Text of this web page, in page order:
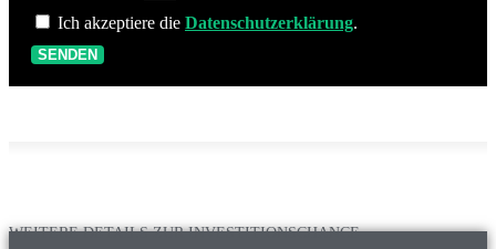
Ich akzeptiere die Datenschutzerklärung.
SENDEN
WEITERE DETAILS ZUR INVESTITIONSCHANCE